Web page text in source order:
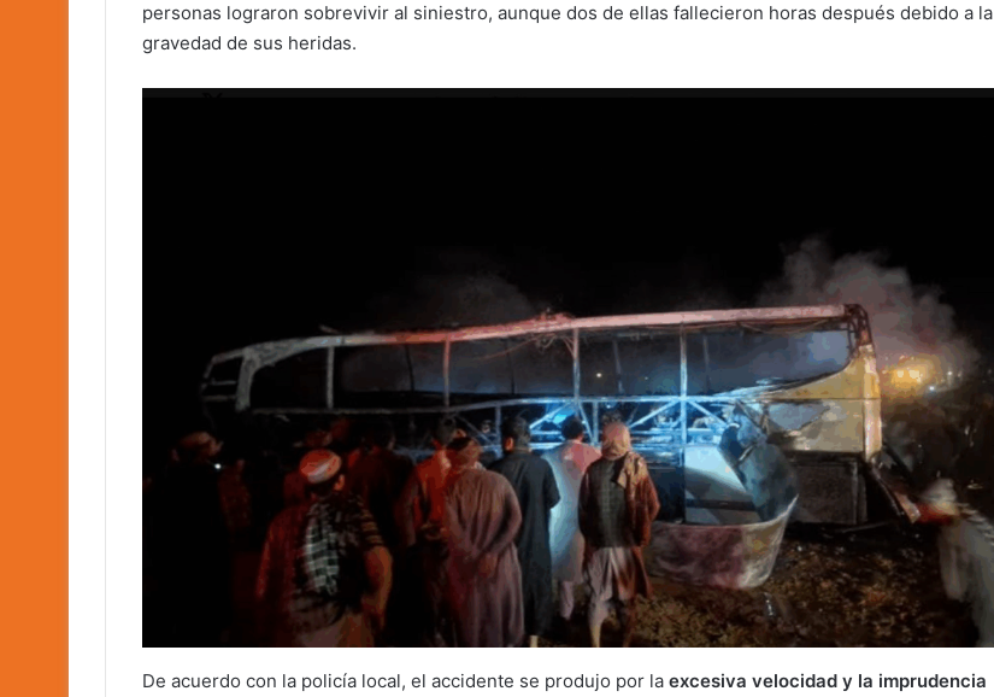
personas lograron sobrevivir al siniestro, aunque dos de ellas fallecieron horas después debido a la
gravedad de sus heridas.
De acuerdo con la policía local, el accidente se produjo por la excesiva velocidad y la imprudencia